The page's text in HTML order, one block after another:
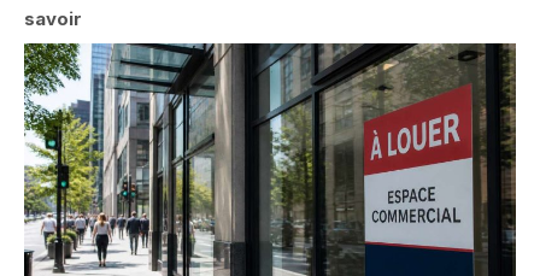
savoir